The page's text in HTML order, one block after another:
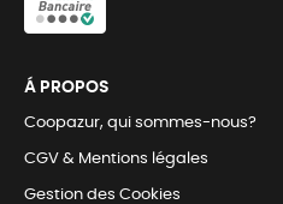
Á PROPOS
Coopazur, qui sommes-nous?
CGV & Mentions légales
Gestion des Cookies